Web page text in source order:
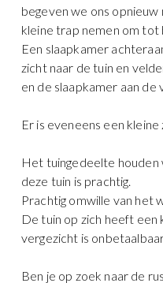
begeven we ons
kleine trap nemen om tot
Een slaapkamer
zicht naar de tuin en
en de slaapkamer aan de
Er is eveneens een kleine
Het tuingedeelte houden
deze tuin is prachtig.
Prachtig omwille van het
De tuin op zich heeft
vergezicht is
Ben je op zoek naar de